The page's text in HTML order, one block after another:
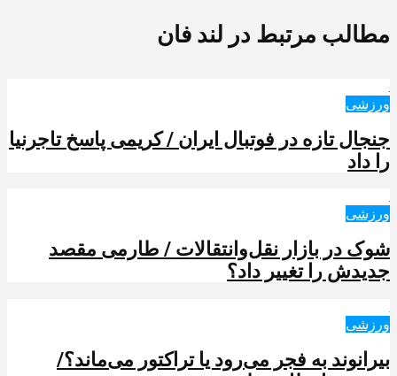
مطالب مرتبط در لند فان
ورزشی
جنجال تازه در فوتبال ایران / کریمی پاسخ تاجرنیا
را داد
ورزشی
شوک در بازار نقل‌وانتقالات / طارمی مقصد
جدیدش را تغییر داد؟
ورزشی
بیرانوند به فجر می‌رود یا تراکتور می‌ماند؟/